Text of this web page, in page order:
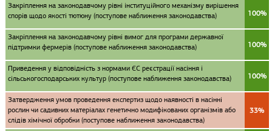
Закріплення на законодавчому рівні інституційного механізму вирішення
спорів щодо якості тютюну (поступове наближення законодавства)
100%
Закріплення на законодавчому рівні вимог для програми державної
підтримки фермерів (поступове наближення законодавства)
100%
Приведення у відповідність з нормами ЄС реєстрації насіння і
сільськогосподарських культур (поступове наближення законодавства)
100%
Затвердження умов проведення експертиз щодо наявності в насінні
рослин чи садивних матеріалах генетично модифікованих організмів або
слідів хімічної обробки (поступове наближення законодавства)
33%